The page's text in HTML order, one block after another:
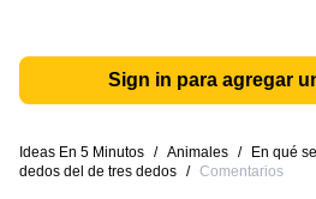
Sign in para agregar
Ideas En 5 Minutos / Animales /
En qué
dedos del de tres dedos / Comentarios